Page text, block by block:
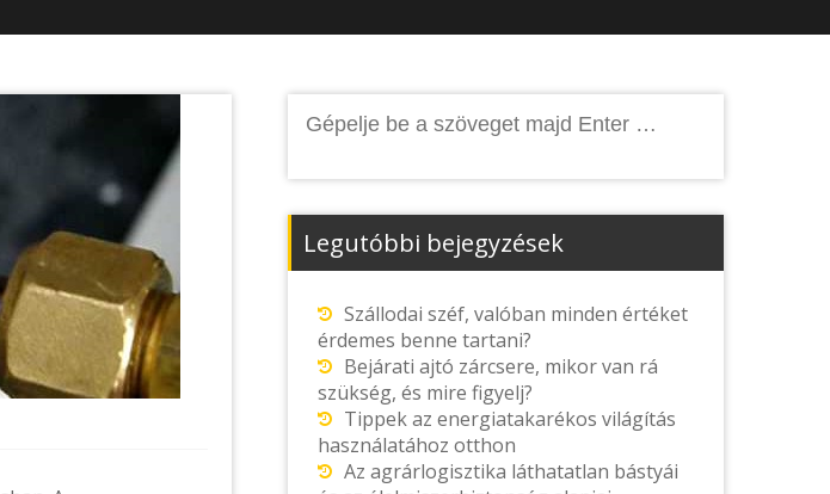
Legutóbbi bejegyzések
Szállodai széf, valóban minden értéket
érdemes benne tartani?
Bejárati ajtó zárcsere, mikor van rá
szükség, és mire figyelj?
Tippek az energiatakarékos világítás
használatához otthon
Az agrárlogisztika láthatatlan bástyái